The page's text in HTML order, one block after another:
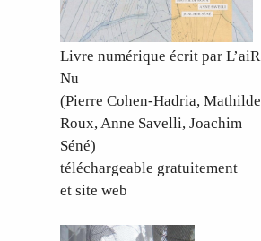
Livre numérique écrit par L’aiR
Nu
(Pierre Cohen-Hadria, Mathilde
Roux, Anne Savelli, Joachim
Séné)
téléchargeable gratuitement
et site web